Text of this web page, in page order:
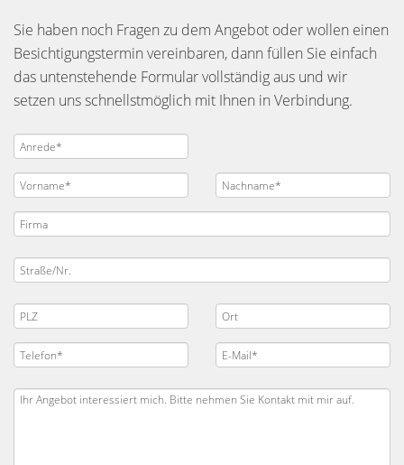
Sie haben noch Fragen zu dem Angebot oder wollen einen
Besichtigungstermin vereinbaren, dann füllen Sie einfach
das untenstehende Formular vollständig aus und wir
setzen uns schnellstmöglich mit Ihnen in Verbindung.